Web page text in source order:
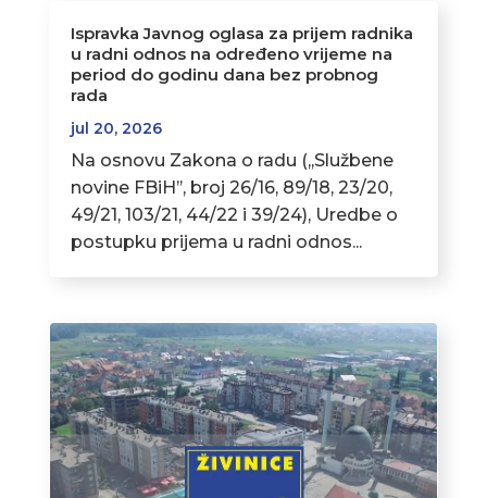
Ispravka Javnog oglasa za prijem radnika
u radni odnos na određeno vrijeme na
period do godinu dana bez probnog
rada
jul 20, 2026
Na osnovu Zakona o radu (,,Službene
novine FBiH’’, broj 26/16, 89/18, 23/20,
49/21, 103/21, 44/22 i 39/24), Uredbe o
postupku prijema u radni odnos...